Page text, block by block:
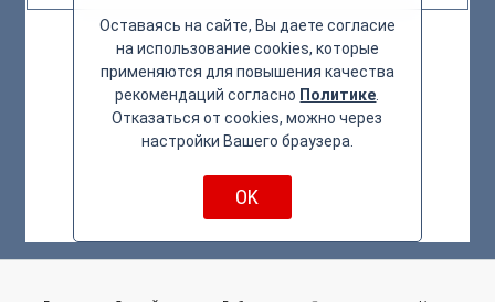
Оставаясь на сайте, Вы даете согласие
на использование cookies, которые
применяются для повышения качества
рекомендаций согласно Политике
Отказаться от cookies, можно через
настройки Вашего браузера.
OK